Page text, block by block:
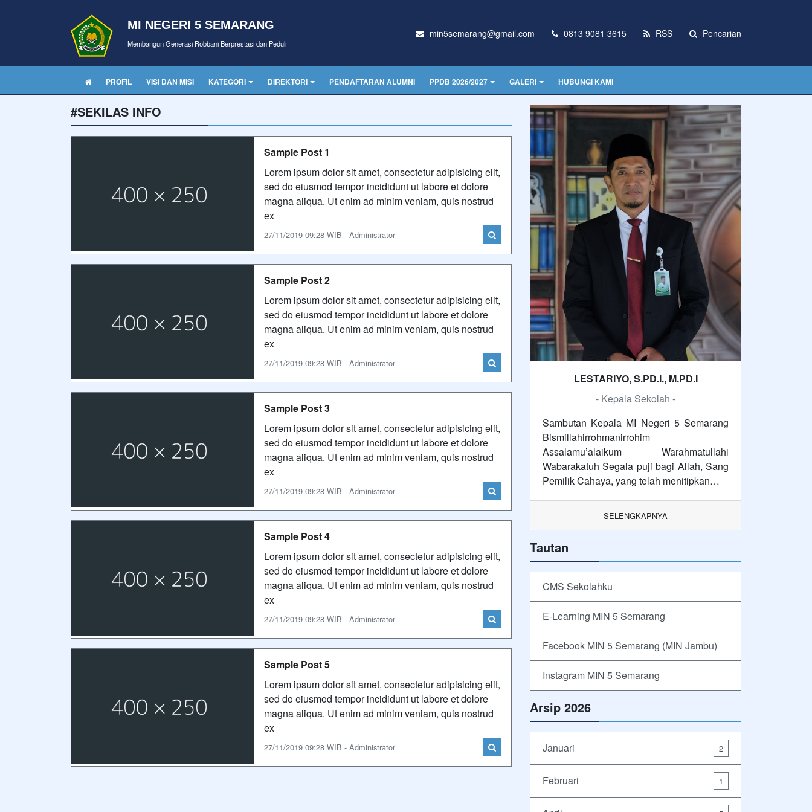
MI NEGERI 5 SEMARANG
Membangun Generasi Robbani Berprestasi dan Peduli
min5semarang@gmail.com 0813 9081 3615 RSS Pencarian
PROFIL VISI DAN MISI KATEGORI DIREKTORI PENDAFTARAN ALUMNI PPDB 2026/2027 GALERI HUBUNGI KAMI
#SEKILAS INFO
Sample Post 1
Lorem ipsum dolor sit amet, consectetur adipisicing elit,
sed do eiusmod tempor incididunt ut labore et dolore
magna aliqua. Ut enim ad minim veniam, quis nostrud
ex
27/11/2019 09:28 WIB - Administrator
Sample Post 2
Lorem ipsum dolor sit amet, consectetur adipisicing elit,
sed do eiusmod tempor incididunt ut labore et dolore
magna aliqua. Ut enim ad minim veniam, quis nostrud
ex
27/11/2019 09:28 WIB - Administrator
Sample Post 3
Lorem ipsum dolor sit amet, consectetur adipisicing elit,
sed do eiusmod tempor incididunt ut labore et dolore
magna aliqua. Ut enim ad minim veniam, quis nostrud
ex
27/11/2019 09:28 WIB - Administrator
Sample Post 4
Lorem ipsum dolor sit amet, consectetur adipisicing elit,
sed do eiusmod tempor incididunt ut labore et dolore
magna aliqua. Ut enim ad minim veniam, quis nostrud
ex
27/11/2019 09:28 WIB - Administrator
Sample Post 5
Lorem ipsum dolor sit amet, consectetur adipisicing elit,
sed do eiusmod tempor incididunt ut labore et dolore
magna aliqua. Ut enim ad minim veniam, quis nostrud
ex
27/11/2019 09:28 WIB - Administrator
LESTARIYO, S.PD.I., M.PD.I
- Kepala Sekolah -
Sambutan Kepala MI Negeri 5 Semarang
Bismillahirrohmanirrohim
Assalamu’alaikum Warahmatullahi
Wabarakatuh Segala puji bagi Allah, Sang
Pemilik Cahaya, yang telah menitipkan…
SELENGKAPNYA
Tautan
CMS Sekolahku
E-Learning MIN 5 Semarang
Facebook MIN 5 Semarang (MIN Jambu)
Instagram MIN 5 Semarang
Arsip 2026
Januari 2
Februari 1